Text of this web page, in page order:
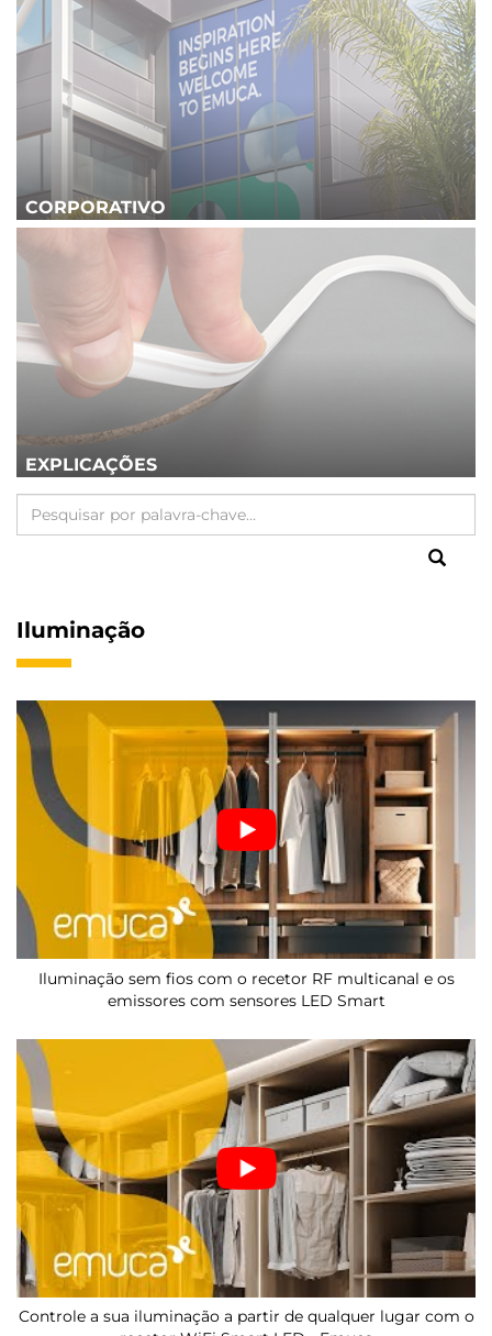
CORPORATIVO
EXPLICAÇÕES
Iluminação
Iluminação sem fios com o recetor RF multicanal e os
emissores com sensores LED Smart
Controle a sua iluminação a partir de qualquer lugar com o